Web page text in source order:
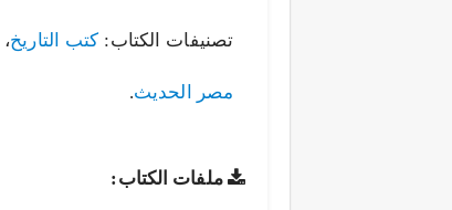
تصنيفات الكتاب: كتب التاريخ،
مصر الحديث.
ملفات الكتاب: